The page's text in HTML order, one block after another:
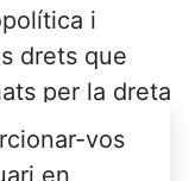
i
drets que
per la dreta
vos
en